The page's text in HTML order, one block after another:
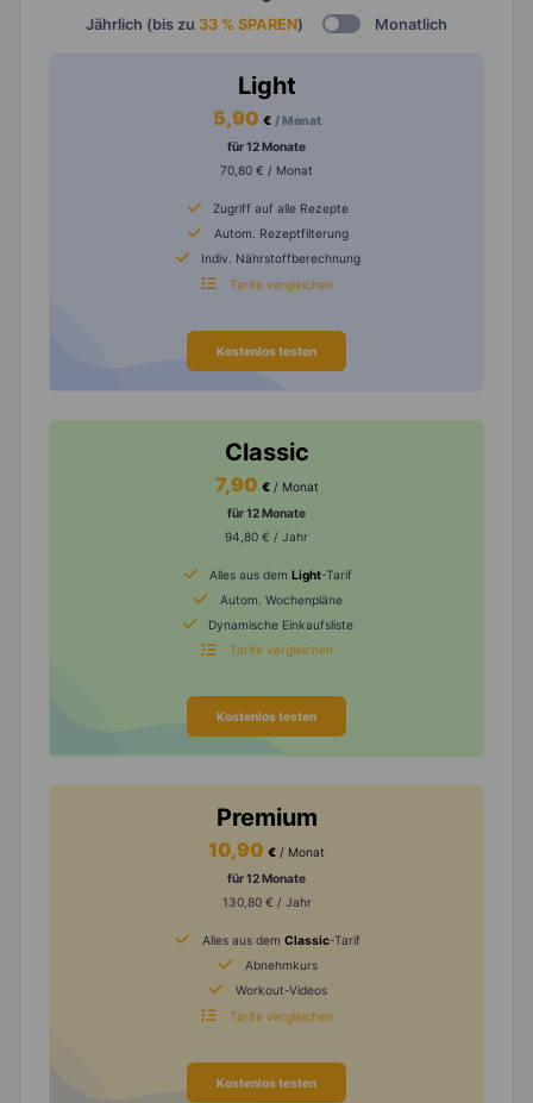
Jährlich (bis zu 33 % SPAREN) Monatlich
Light
5,90 € / Monat
für 12 Monate
70,80 € / Monat
Zugriff auf alle Rezepte
Autom. Rezeptfilterung
Indiv. Nährstoffberechnung
Tarife vergleichen
Kostenlos testen
Classic
7,90 € / Monat
für 12 Monate
94,80 € / Jahr
Alles aus dem Light-Tarif
Autom. Wochenpläne
Dynamische Einkaufsliste
Tarife vergleichen
Kostenlos testen
Premium
10,90 € / Monat
für 12 Monate
130,80 € / Jahr
Alles aus dem Classic-Tarif
Abnehmkurs
Workout-Videos
Tarife vergleichen
Kostenlos testen